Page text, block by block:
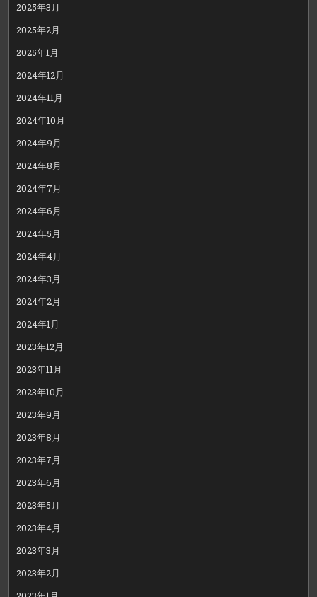
2025年3月
2025年2月
2025年1月
2024年12月
2024年11月
2024年10月
2024年9月
2024年8月
2024年7月
2024年6月
2024年5月
2024年4月
2024年3月
2024年2月
2024年1月
2023年12月
2023年11月
2023年10月
2023年9月
2023年8月
2023年7月
2023年6月
2023年5月
2023年4月
2023年3月
2023年2月